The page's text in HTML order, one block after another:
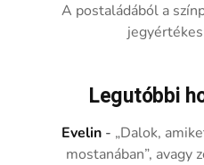
A postaládából a
Legutóbbi
Evelin - „Dalok,
mostanában”, avagy